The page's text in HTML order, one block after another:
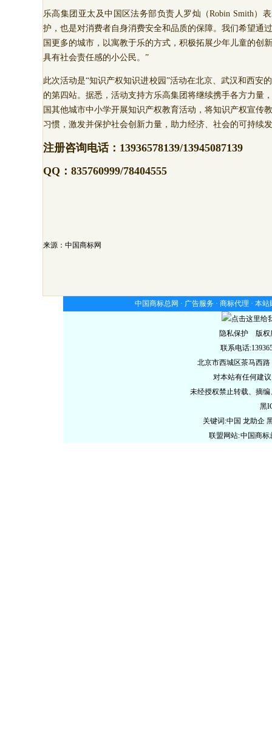
乐高集团亚太及中国区法务部负责人罗灿（Robin Smith）
护，也是对消费者自身消费安全和品质的保障。我们希望通
国更多的城市，以寓教于乐的方式，积极拓展少年儿童的创
具有社会责任感的小公民。”
此次活动是“知识产权知识进校园”活动在北京、武汉和西安
的第四站。据悉，活动支持方乐高集团将继续携手各方力量
国其他城市中小学开展知识产权教育活动，将知识产权宣传
习惯，激发并保护社会创新力量，助力经济、社会的可持续
注册咨询电话： 13936578139/13945087139
QQ：835760999/78404555
来源：中国商标网
中国商标总网 · 广告服务 · 商标代理 · 本站
隐私保护 版权
联系电话
北京市西城区茶马西
对本站有任何建
未经授权禁止转载、摘
黑
关键词:中国 龙助企
联盟网站:中国商标